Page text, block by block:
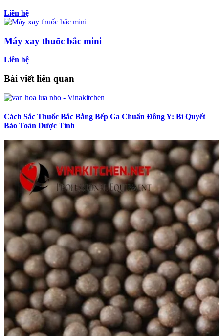
Liên hệ
Máy xay thuốc bắc mini
Liên hệ
Bài viết liên quan
Cách Sắc Thuốc Bắc Bằng Bếp Ga Chuẩn Đông Y: Bí Quyết
Bảo Toàn Dược Tính